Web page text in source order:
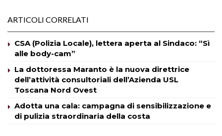
ARTICOLI CORRELATI
CSA (Polizia Locale), lettera aperta al Sindaco: “Sì
alle body-cam”
La dottoressa Maranto è la nuova direttrice
dell’attività consultoriali dell’Azienda USL
Toscana Nord Ovest
Adotta una cala: campagna di sensibilizzazione e
di pulizia straordinaria della costa